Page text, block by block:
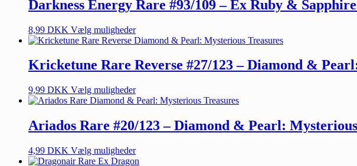
Darkness Energy Rare #93/109 – Ex Ruby &
8,99 DKK Vælg muligheder
Kricketune Rare Reverse #27/123 – Diamond &
9,99 DKK Vælg muligheder
Ariados Rare #20/123 – Diamond & Pearl:
4,99 DKK Vælg muligheder